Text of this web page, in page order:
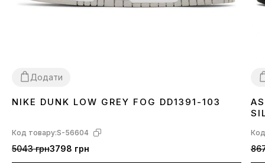
Додати
3637 383940 4142 43 44 45
NIKE DUNK LOW GREY FOG DD1391-103
Код товару:S-56604
5043 грн3798 грн